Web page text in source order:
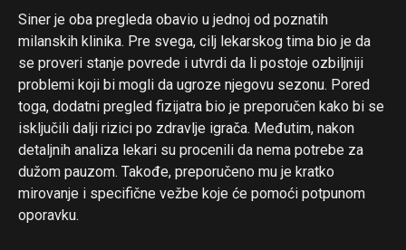
Siner je oba pregleda obavio u jednoj od poznatih
milanskih klinika. Pre svega, cilj lekarskog tima bio je da
se proveri stanje povrede i utvrdi da li postoje ozbiljniji
problemi koji bi mogli da ugroze njegovu sezonu. Pored
toga, dodatni pregled fizijatra bio je preporučen kako bi se
isključili dalji rizici po zdravlje igrača. Međutim, nakon
detaljnih analiza lekari su procenili da nema potrebe za
dužom pauzom. Takođe, preporučeno mu je kratko
mirovanje i specifične vežbe koje će pomoći potpunom
oporavku.